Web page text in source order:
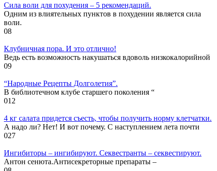
Cила воли для похудения – 5 рекомендаций.
Одним из влиятельных пунктов в похудении является сила
воли.
08
Клубничная пора. И это отлично!
Ведь есть возможность накушаться вдоволь низкокалорийной
09
“Народные Рецепты Долголетия”.
В библиотечном клубе старшего поколения “
012
4 кг салата придется съесть, чтобы получить норму клетчатки.
А надо ли? Нет! И вот почему. С наступлением лета почти
027
Ингибиторы – ингибируют. Секвестранты – секвестируют.
Антон сенюта.Антисекреторные препараты –